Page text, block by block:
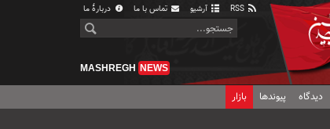
آرشیو تماس با ما دربارهٔ ما
MASHREGH NEWS
دیدگاه پیوندها بازار